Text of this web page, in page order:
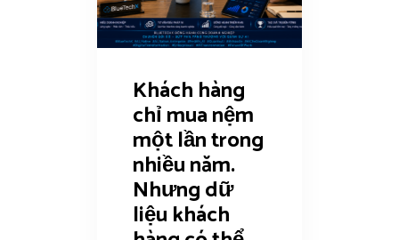
Khách hàng
chỉ mua nệm
một lần trong
nhiều năm.
Nhưng dữ
liệu khách